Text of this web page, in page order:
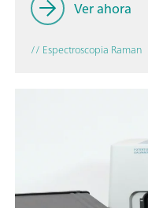
Ver ahora
// Espectroscopia Raman